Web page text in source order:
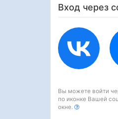
Вход через
Вы можете войти через
по иконке Вашей
окне.